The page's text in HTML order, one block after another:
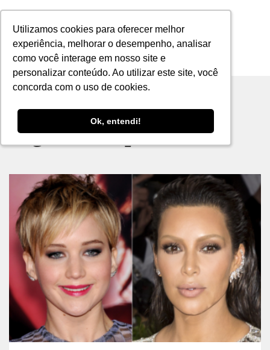
Utilizamos cookies para oferecer melhor
experiência, melhorar o desempenho, analisar
como você interage em nosso site e
personalizar conteúdo. Ao utilizar este site, você
concorda com o uso de cookies.
Ok, entendi!
Utilizamos cookies para oferecer melhor
experiência, melhorar o desempenho, analisar
como você interage em nosso site e
personalizar conteúdo. Ao utilizar este site, você
concorda com o uso de cookies.
Ok, entendi!
MENU
Tag archive: pixie